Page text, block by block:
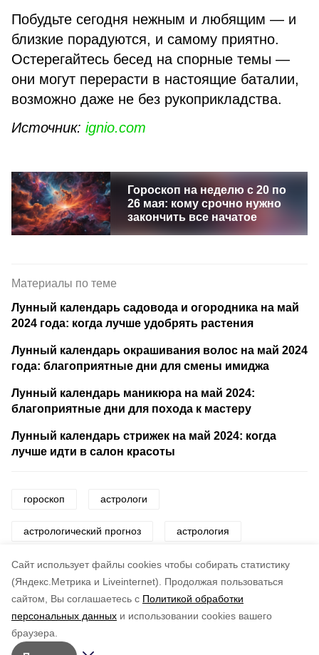
Cайт использует файлы cookies чтобы собирать статистику
(Яндекс.Метрика и Liveinternet).
Продолжая пользоваться
сайтом, Вы соглашаетесь с Политикой обработки
персональных данных и использовании cookies вашего
браузера.
Побудьте сегодня нежным и любящим — и
близкие порадуются, и самому приятно.
Остерегайтесь бесед на спорные темы —
они могут перерасти в настоящие баталии,
возможно даже не без рукоприкладства.
Источник: ignio.com
Гороскоп на неделю с 20 по
26 мая: кому срочно нужно
закончить все начатое
Материалы по теме
Лунный календарь садовода и огородника на май
2024 года: когда лучше удобрять растения
Лунный календарь окрашивания волос на май 2024
года: благоприятные дни для смены имиджа
Лунный календарь маникюра на май 2024:
благоприятные дни для похода к мастеру
Лунный календарь стрижек на май 2024: когда
лучше идти в салон красоты
гороскоп астрологи
астрологический прогноз астрология
знаки зодиака звезды
по оценке
5